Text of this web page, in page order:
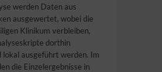
werden Daten aus
ausgewertet, wobei die
Klinikum verbleiben,
dorthin
ausgeführt werden. Im
die Einzelergebnisse in